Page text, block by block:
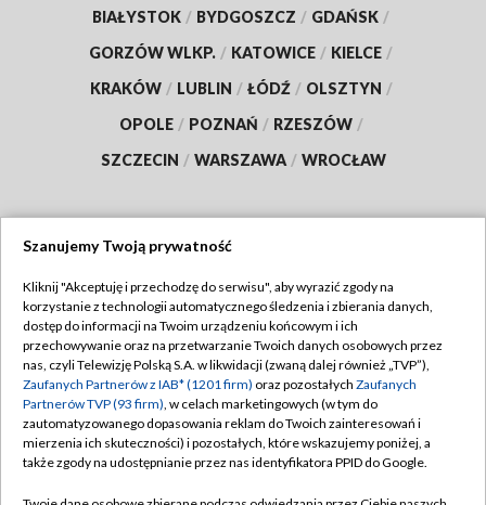
BIAŁYSTOK / BYDGOSZCZ / GDAŃSK /
GORZÓW WLKP. / KATOWICE / KIELCE /
KRAKÓW / LUBLIN / ŁÓDŹ / OLSZTYN /
OPOLE / POZNAŃ / RZESZÓW /
SZCZECIN / WARSZAWA / WROCŁAW
TVP
Abonament TVP
Emisja w TVP
Centrum informacji TVP
Naziemna Telewizja Cyfrowa
Regulamin TVP
Polityka prywatności
Moje zgody
Pomoc
Szanujemy Twoją prywatność
Kliknij "Akceptuję i przechodzę do serwisu", aby wyrazić zgody na
korzystanie z technologii automatycznego śledzenia i zbierania danych,
dostęp do informacji na Twoim urządzeniu końcowym i ich
przechowywanie oraz na przetwarzanie Twoich danych osobowych przez
nas, czyli Telewizję Polską S.A. w likwidacji (zwaną dalej również „TVP”),
Zaufanych Partnerów z IAB* (1201 firm) oraz pozostałych Zaufanych
Partnerów TVP (93 firm), w celach marketingowych (w tym do
zautomatyzowanego dopasowania reklam do Twoich zainteresowań i
mierzenia ich skuteczności) i pozostałych, które wskazujemy poniżej, a
także zgody na udostępnianie przez nas identyfikatora PPID do Google.